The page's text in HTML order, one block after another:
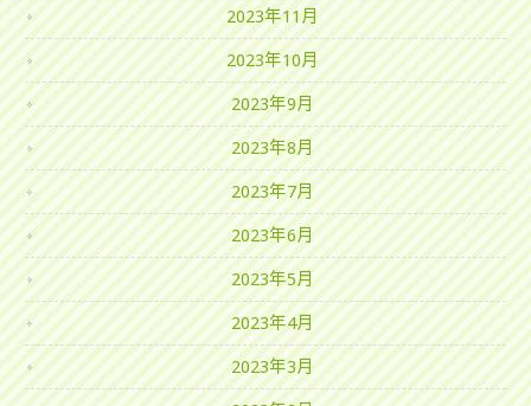
2023年11月
2023年10月
2023年9月
2023年8月
2023年7月
2023年6月
2023年5月
2023年4月
2023年3月